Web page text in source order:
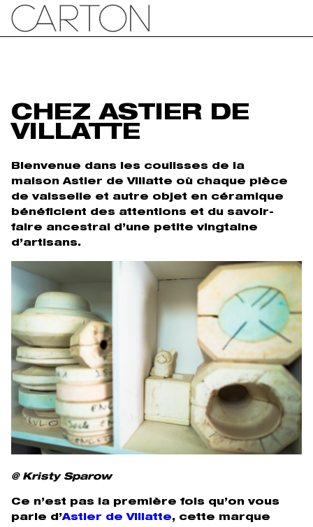
CHEZ ASTIER DE
VILLATTE
Bienvenue dans les coulisses de la
maison Astier de Villatte où chaque pièce
de vaisselle et autre objet en céramique
bénéficient des attentions et du savoir-
faire ancestral d’une petite vingtaine
d’artisans.
@ Kristy Sparow
Ce n’est pas la première fois qu’on vous
parle d’Astier de Villatte, cette marque